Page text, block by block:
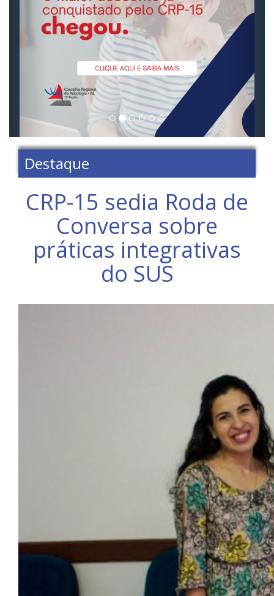
Destaque
CRP-15 sedia Roda de
Conversa sobre
práticas integrativas
do SUS